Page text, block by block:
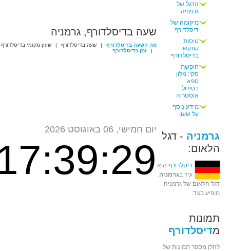
הדגל של
גרמניה
מיקומה של
דיסלדורף
טיסות
קונקשן
בדיסלדורף
חופשת
סקי: מלון
ספא
בטירול,
אוסטריה
מידע נוסף
על שעון
גרמניה - דגל
הלאום:
דיסלדורף היא
עיר בגרמניה.
דגל הלאום של גרמניה
מופיע בצד.
תמונות
מדיסלדורף
להלן מספר תמונות של
שעה בדיסלדורף, גרמניה
מה השעה בדיסלדורף | שעה בדיסלדורף |
שעון מקומי בדיסלדורף
|
זמן בדיסלדורף
יום חמישי, 06 באוגוסט 2026